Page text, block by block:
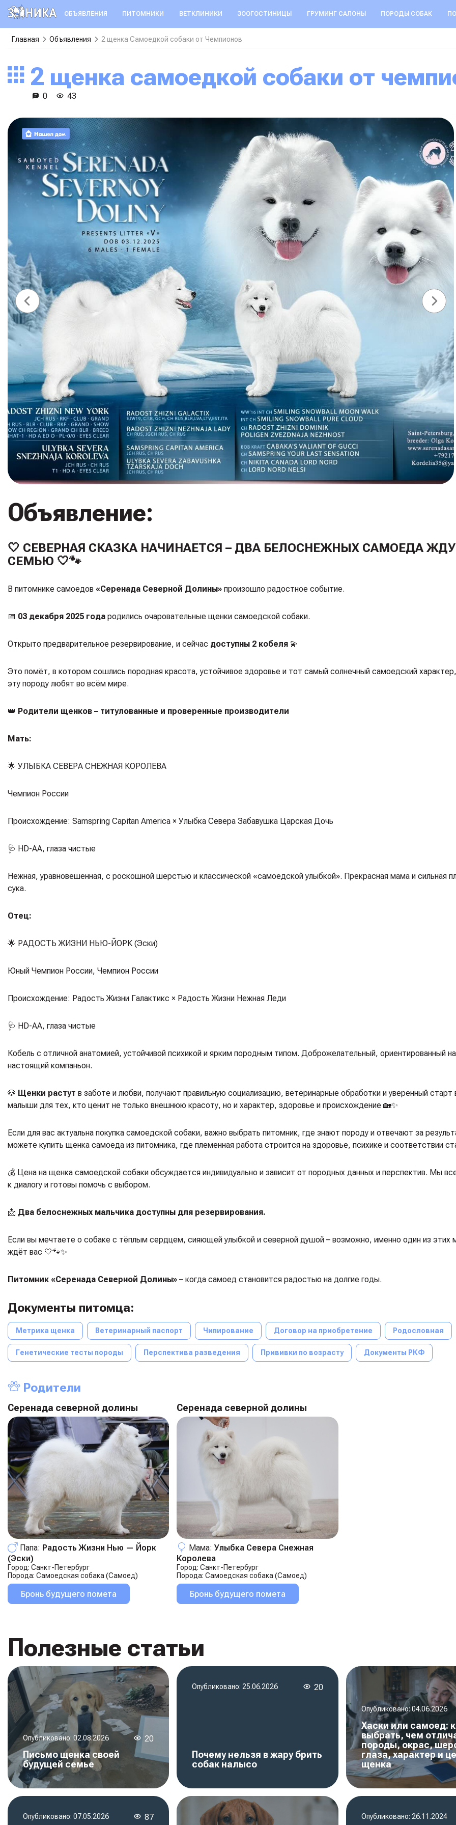
ОБЪЯВЛЕНИЯ ПИТОМНИКИ ВЕТКЛИНИКИ ЗООГОСТИНИЦЫ ГРУМИНГ САЛОНЫ ПОРОДЫ СОБАК
Главная Объявления 2 щенка Самоедкой собаки от Чемпионов
2 щенка самоедкой собаки от
0 43
Объявление:
🤍 СЕВЕРНАЯ СКАЗКА НАЧИНАЕТСЯ – ДВА БЕЛОСНЕЖНЫХ САМOЕДА
СЕМЬЮ 🤍🐾
В питомнике самоедов «Серенада Северной Долины» произошло радостное событие.
📅 03 декабря 2025 года родились очаровательные щенки самоедской собаки.
Открыто предварительное резервирование, и сейчас доступны 2 кобеля 💫
Это помёт, в котором сошлись породная красота, устойчивое здоровье и тот самый солнечный самоедский
эту породу любят во всём мире.
👑 Родители щенков – титулованные и проверенные производители
Мать:
🌟 УЛЫБКА СЕВЕРА СНЕЖНАЯ КОРОЛЕВА
Чемпион России
Происхождение: Samspring Capitan America × Улыбка Севера Забавушка Царская Дочь
🩺 HD-AA, глаза чистые
Нежная, уравновешенная, с роскошной шерстью и классической «самоедской улыбкой». Прекрасная мама и сильная
сука.
Отец:
🌟 РАДОСТЬ ЖИЗНИ НЬЮ-ЙОРК (Эски)
Юный Чемпион России, Чемпион России
Происхождение: Радость Жизни Галактикс × Радость Жизни Нежная Леди
🩺 HD-AA, глаза чистые
Кобель с отличной анатомией, устойчивой психикой и ярким породным типом. Доброжелательный, ориентированный
настоящий компаньон.
🐶 Щенки растут в заботе и любви, получают правильную социализацию, ветеринарные обработки и уверенный старт
малыши для тех, кто ценит не только внешнюю красоту, но и характер, здоровье и происхождение 🏡✨
Если для вас актуальна покупка самоедской собаки, важно выбрать питомник, где знают породу и отвечают за
можете купить щенка самоеда из питомника, где племенная работа строится на здоровье, психике и соответствии
💰 Цена на щенка самоедской собаки обсуждается индивидуально и зависит от породных данных и перспектив. Мы
к диалогу и готовы помочь с выбором.
📩 Два белоснежных мальчика доступны для резервирования.
Если вы мечтаете о собаке с тёплым сердцем, сияющей улыбкой и северной душой – возможно, именно один из этих
ждёт вас 🤍🐾✨
Питомник «Серенада Северной Долины» – когда самоед становится радостью на долгие годы.
Документы питомца:
Метрика щенка Ветеринарный паспорт Чипирование Договор на приобретение Родословная
Генетические тесты породы Перспектива разведения Прививки по возрасту Документы РКФ
Родители
Серенада северной долины
Папа: Радость Жизни Нью — Йорк
(эски)
Город: Санкт-Петербург
Порода: Самоедская собака (Самоед)
Бронь будущего помета
Серенада северной долины
Мама: Улыбка Севера Снежная
Королева
Город: Санкт-Петербург
Порода: Самоедская собака (Самоед)
Бронь будущего помета
Полезные статьи
Опубликовано: 02.08.2026 20
Письмо щенка своей
будущей семье
Опубликовано: 25.06.2026 20
Почему нельзя в жару брить
собак налысо
Опубликовано:04.06.2026
Хаски или самоед:
выбрать, чем
породы, окрас,
глаза, характер и
щенка
Опубликовано: 07.05.2026 87 Опубликовано: 26.11.2024